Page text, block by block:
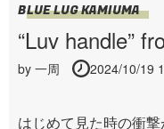
BLUE LUG KAMIUMA
“Luv handle”
by 一周 2024/10/19
はじめて見た時の衝